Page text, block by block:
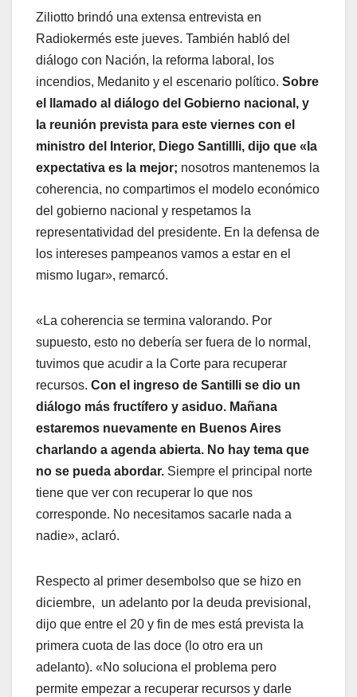
Ziliotto brindó una extensa entrevista en
Radiokermés este jueves. También habló del
diálogo con Nación, la reforma laboral, los
incendios, Medanito y el escenario político. Sobre
el llamado al diálogo del Gobierno nacional, y
la reunión prevista para este viernes con el
ministro del Interior, Diego Santillli, dijo que «la
expectativa es la mejor; nosotros mantenemos la
coherencia, no compartimos el modelo económico
del gobierno nacional y respetamos la
representatividad del presidente. En la defensa de
los intereses pampeanos vamos a estar en el
mismo lugar», remarcó.
«La coherencia se termina valorando. Por
supuesto, esto no debería ser fuera de lo normal,
tuvimos que acudir a la Corte para recuperar
recursos. Con el ingreso de Santilli se dio un
diálogo más fructífero y asiduo. Mañana
estaremos nuevamente en Buenos Aires
charlando a agenda abierta. No hay tema que
no se pueda abordar. Siempre el principal norte
tiene que ver con recuperar lo que nos
corresponde. No necesitamos sacarle nada a
nadie», aclaró.
Respecto al primer desembolso que se hizo en
diciembre, un adelanto por la deuda previsional,
dijo que entre el 20 y fin de mes está prevista la
primera cuota de las doce (lo otro era un
adelanto). «No soluciona el problema pero
permite empezar a recuperar recursos y darle